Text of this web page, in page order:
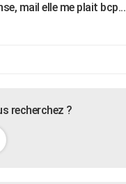
mail elle me plait bcp...
recherchez ?